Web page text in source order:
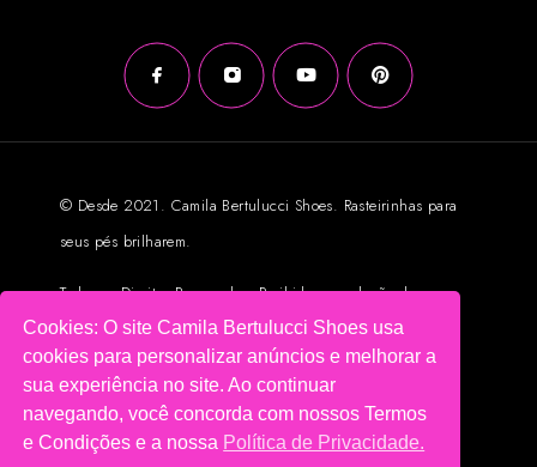
© Desde 2021. Camila Bertulucci Shoes. Rasteirinhas para
seus pés brilharem.
Todos os Direitos Reservados. Proibida reprodução das
imagens sem autorização prévia.
Loja Virtual criada por Intuitbox.com
Cookies: O site Camila Bertulucci Shoes usa
cookies para personalizar anúncios e melhorar a
sua experiência no site. Ao continuar
navegando, você concorda com nossos Termos
e Condições e a nossa Política de Privacidade.